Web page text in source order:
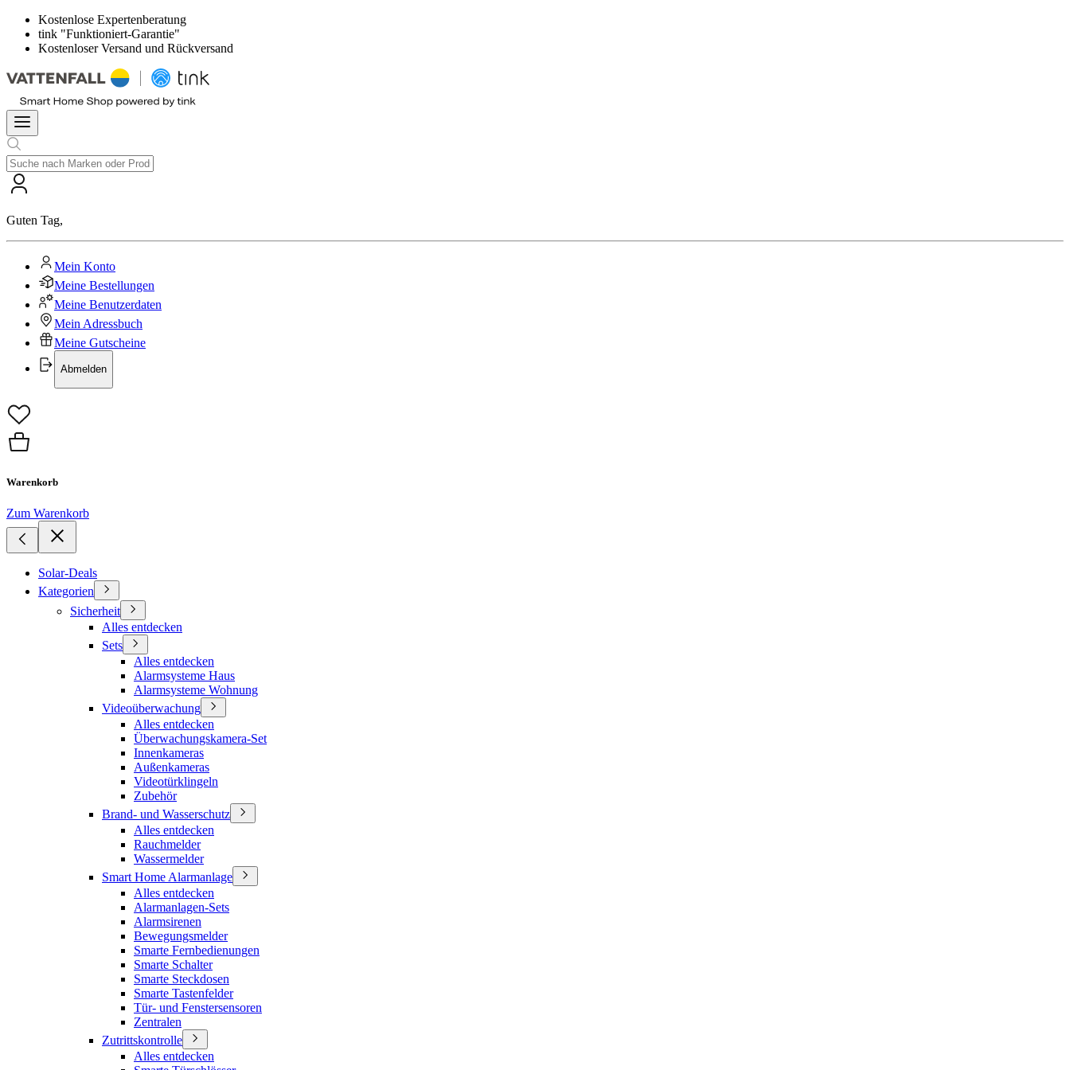
Kostenlose Expertenberatung
tink "Funktioniert-Garantie"
Kostenloser Versand und Rückversand
Guten Tag,
Mein Konto
Meine Bestellungen
Meine Benutzerdaten
Mein Adressbuch
Meine Gutscheine
Abmelden
Warenkorb
Zum Warenkorb
Solar-Deals
Kategorien
Sicherheit
Alles entdecken
Sets
Alles entdecken
Alarmsysteme Haus
Alarmsysteme Wohnung
Videoüberwachung
Alles entdecken
Überwachungskamera-Set
Innenkameras
Außenkameras
Videotürklingeln
Zubehör
Brand- und Wasserschutz
Alles entdecken
Rauchmelder
Wassermelder
Smart Home Alarmanlage
Alles entdecken
Alarmanlagen-Sets
Alarmsirenen
Bewegungsmelder
Smarte Fernbedienungen
Smarte Schalter
Smarte Steckdosen
Smarte Tastenfelder
Tür- und Fenstersensoren
Zentralen
Zutrittskontrolle
Alles entdecken